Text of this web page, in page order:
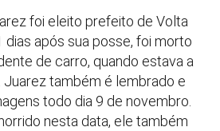
foi eleito prefeito de Volta
dias após sua posse, foi morto
de carro, quando estava a
Juarez também é lembrado e
todo dia 9 de novembro.
nesta data, ele também